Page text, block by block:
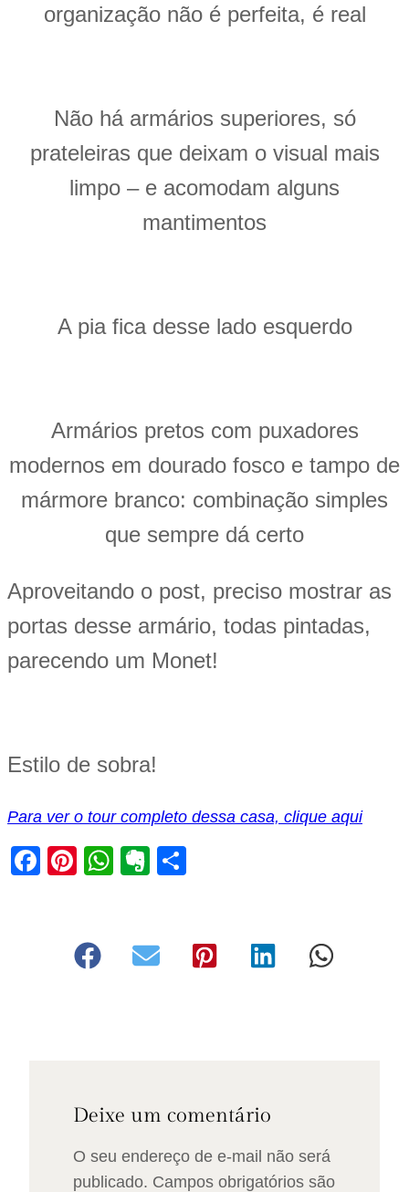
organização não é perfeita, é real
Não há armários superiores, só
prateleiras que deixam o visual mais
limpo – e acomodam alguns
mantimentos
A pia fica desse lado esquerdo
Armários pretos com puxadores
modernos em dourado fosco e tampo de
mármore branco: combinação simples
que sempre dá certo
Aproveitando o post, preciso mostrar as
portas desse armário, todas pintadas,
parecendo um Monet!
Estilo de sobra!
Para ver o tour completo dessa casa, clique aqui
Facebook
Pinterest
WhatsApp
Evernote
Deixe um comentário
O seu endereço de e-mail não será
publicado. Campos obrigatórios são